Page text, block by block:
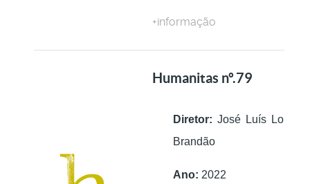
+informação
Humanitas nº.79
Diretor: José Luís Lopes
Brandão
Ano: 2022